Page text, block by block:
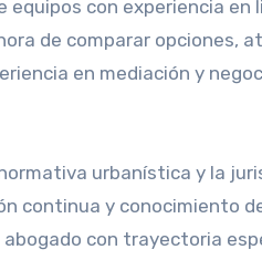
equipos con experiencia
de comparar opciones,
en mediación y
urbanística y la
continua y conocimiento
con trayectoria